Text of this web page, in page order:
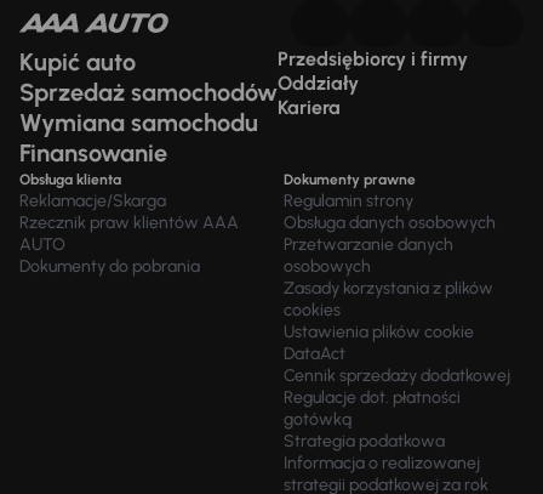
Kupić auto
Sprzedaż samochodów
Wymiana samochodu
Finansowanie
Przedsiębiorcy i firmy
Oddziały
Kariera
Obsługa klienta
Reklamacje/Skarga
Rzecznik praw klientów AAA
AUTO
Dokumenty do pobrania
Dokumenty prawne
Regulamin strony
Obsługa danych osobowych
Przetwarzanie danych
osobowych
Zasady korzystania z plików
cookies
Ustawienia plików cookie
DataAct
Cennik sprzedaży dodatkowej
Regulacje dot. płatności
gotówką
Strategia podatkowa
Informacja o realizowanej
strategii podatkowej za rok